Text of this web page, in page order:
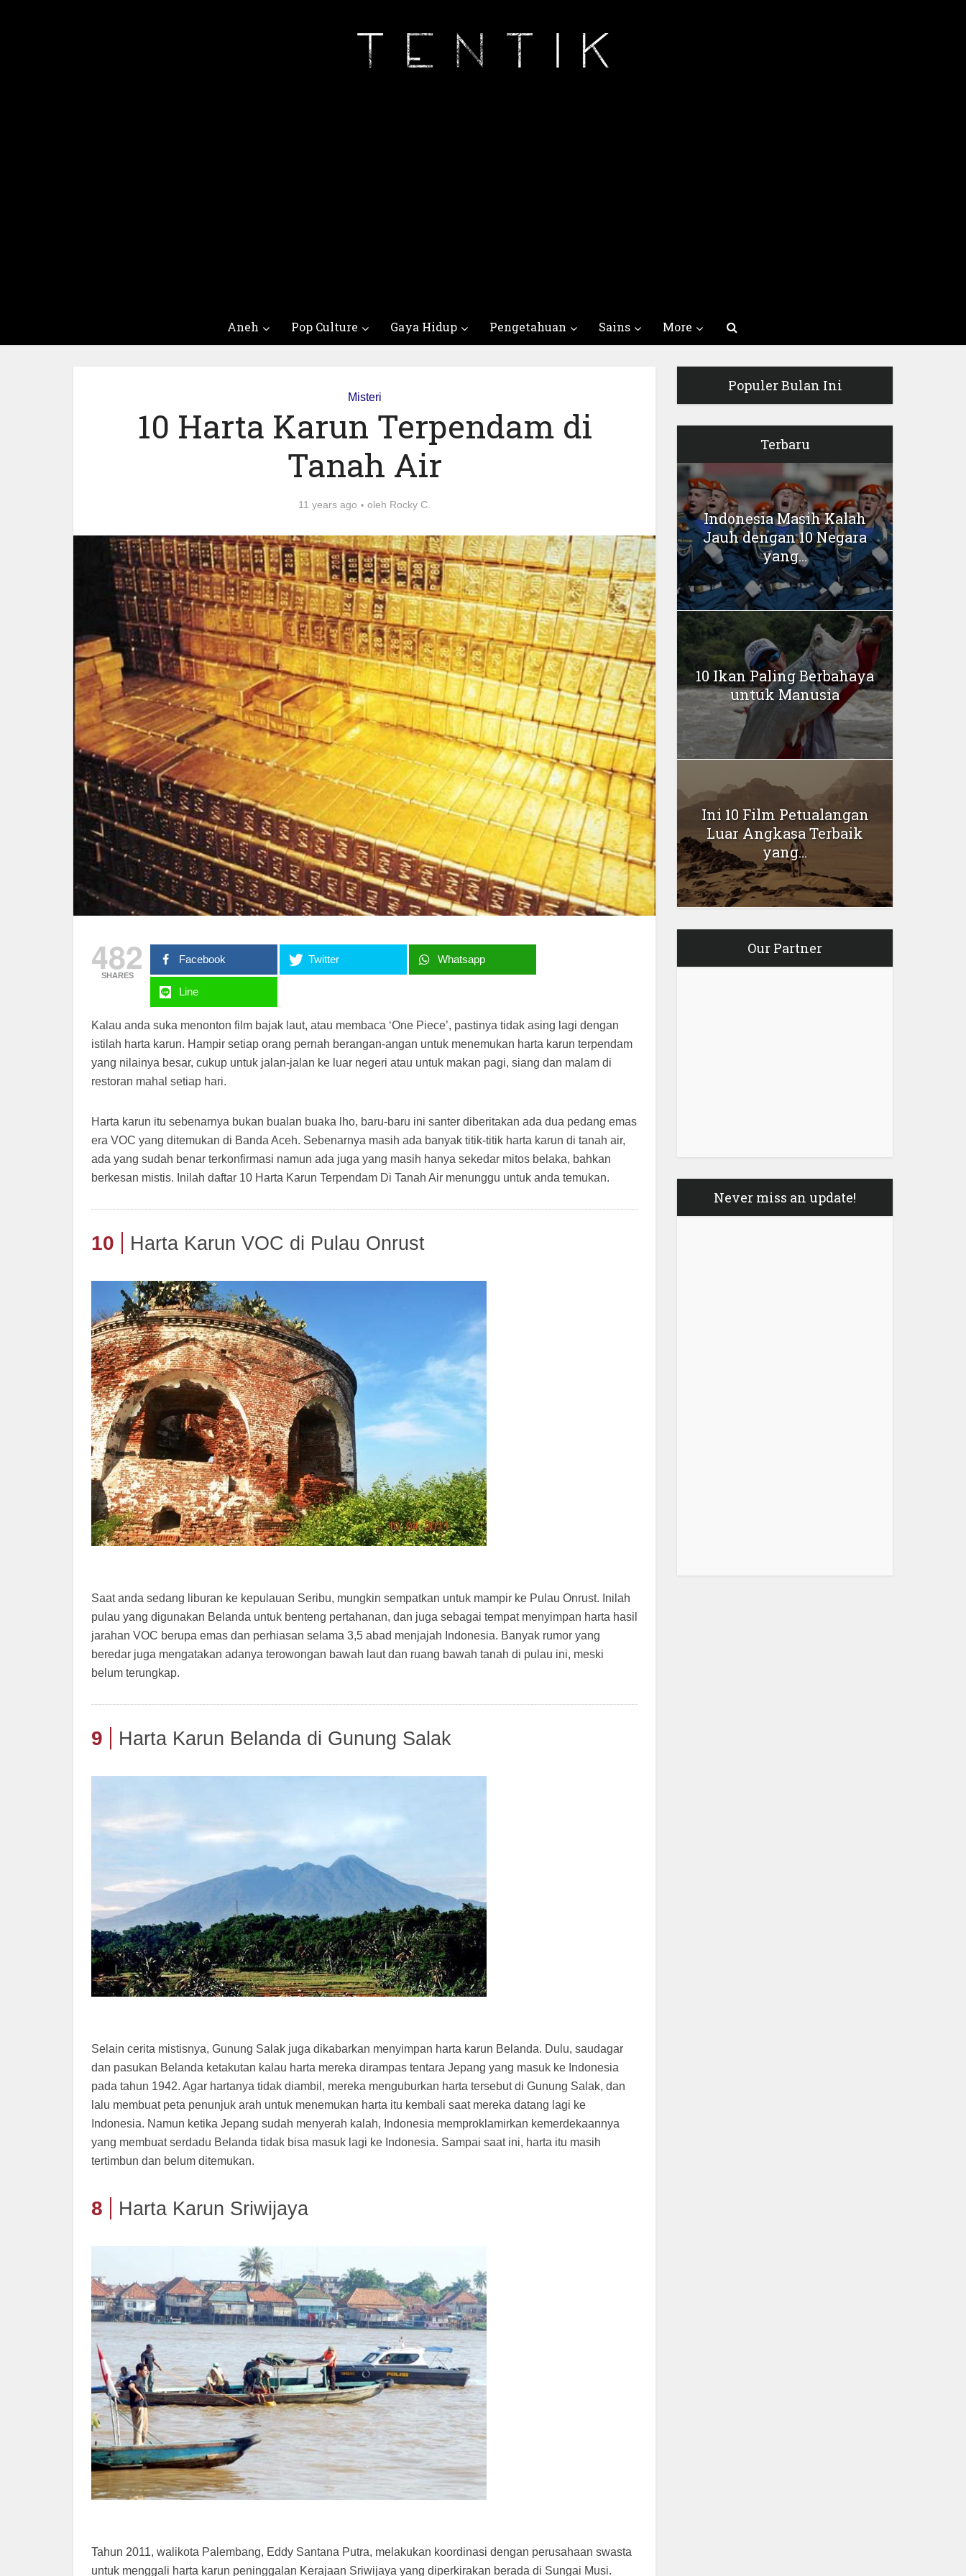
Aneh Pop Culture Gaya Hidup Pengetahuan Sains More
Misteri
10 Harta Karun Terpendam di
Tanah Air
11 years ago oleh Rocky C.
482
SHARES
Facebook Twitter Whatsapp
Line
Kalau anda suka menonton film bajak laut, atau membaca ‘One Piece’, pastinya tidak asing lagi dengan
istilah harta karun. Hampir setiap orang pernah berangan-angan untuk menemukan harta karun terpendam
yang nilainya besar, cukup untuk jalan-jalan ke luar negeri atau untuk makan pagi, siang dan malam di
restoran mahal setiap hari.
Harta karun itu sebenarnya bukan bualan buaka lho, baru-baru ini santer diberitakan ada dua pedang emas
era VOC yang ditemukan di Banda Aceh. Sebenarnya masih ada banyak titik-titik harta karun di tanah air,
ada yang sudah benar terkonfirmasi namun ada juga yang masih hanya sekedar mitos belaka, bahkan
berkesan mistis. Inilah daftar 10 Harta Karun Terpendam Di Tanah Air menunggu untuk anda temukan.
10 Harta Karun VOC di Pulau Onrust
Saat anda sedang liburan ke kepulauan Seribu, mungkin sempatkan untuk mampir ke Pulau Onrust. Inilah
pulau yang digunakan Belanda untuk benteng pertahanan, dan juga sebagai tempat menyimpan harta hasil
jarahan VOC berupa emas dan perhiasan selama 3,5 abad menjajah Indonesia. Banyak rumor yang
beredar juga mengatakan adanya terowongan bawah laut dan ruang bawah tanah di pulau ini, meski
belum terungkap.
9 Harta Karun Belanda di Gunung Salak
Selain cerita mistisnya, Gunung Salak juga dikabarkan menyimpan harta karun Belanda. Dulu, saudagar
dan pasukan Belanda ketakutan kalau harta mereka dirampas tentara Jepang yang masuk ke Indonesia
pada tahun 1942. Agar hartanya tidak diambil, mereka menguburkan harta tersebut di Gunung Salak, dan
lalu membuat peta penunjuk arah untuk menemukan harta itu kembali saat mereka datang lagi ke
Indonesia. Namun ketika Jepang sudah menyerah kalah, Indonesia memproklamirkan kemerdekaannya
yang membuat serdadu Belanda tidak bisa masuk lagi ke Indonesia. Sampai saat ini, harta itu masih
tertimbun dan belum ditemukan.
8 Harta Karun Sriwijaya
Tahun 2011, walikota Palembang, Eddy Santana Putra, melakukan koordinasi dengan perusahaan swasta
untuk menggali harta karun peninggalan Kerajaan Sriwijaya yang diperkirakan berada di Sungai Musi.
Populer Bulan Ini
Terbaru
Indonesia Masih Kalah
Jauh dengan 10 Negara
yang...
10 Ikan Paling Berbahaya
untuk Manusia
Ini 10 Film Petualangan
Luar Angkasa Terbaik
yang...
Our Partner
Never miss an update!